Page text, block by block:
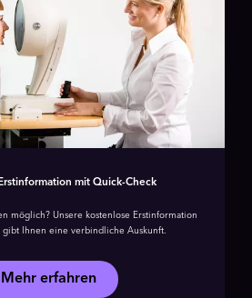
mit Quick-Check
möglich? Unsere kostenlose Erstinformation
gibt Ihnen eine verbindliche Auskunft.
Mehr erfahren